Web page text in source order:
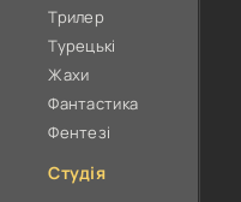
Трилер
Турецькі
Жахи
Фантастика
Фентезі
Студія